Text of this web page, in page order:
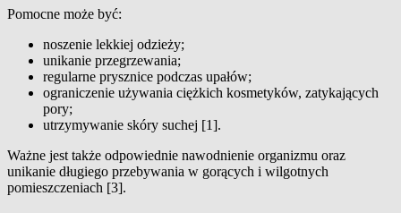
Pomocne może być:
noszenie lekkiej odzieży;
unikanie przegrzewania;
regularne prysznice podczas upałów;
ograniczenie używania ciężkich kosmetyków, zatykających
pory;
utrzymywanie skóry suchej [1].
Ważne jest także odpowiednie nawodnienie organizmu oraz
unikanie długiego przebywania w gorących i wilgotnych
pomieszczeniach [3].